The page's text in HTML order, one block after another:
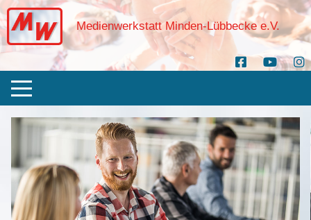
Medienwerkstatt Minden-Lübbecke e.V.